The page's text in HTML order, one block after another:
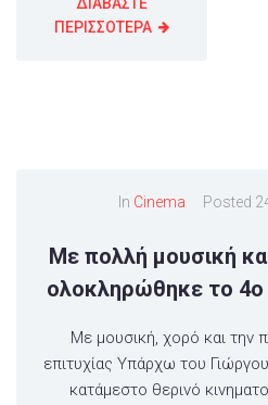
ΠΕΡΙΣΣΟΤΕΡΑ
In Cinema Posted
Με πολλή μουσική
ολοκληρώθηκε το 4ο
Με μουσική, χορό και την
επιτυχίας Υπάρχω του
κατάμεστο θερινό